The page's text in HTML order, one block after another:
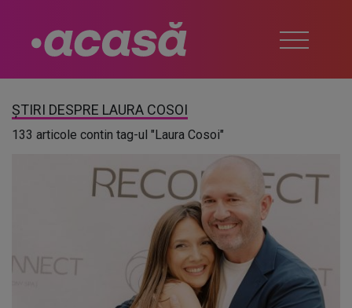
ȘTIRI DESPRE LAURA COSOI
133 articole contin tag-ul "Laura Cosoi"